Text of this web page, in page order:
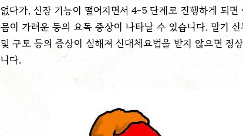
없다가, 신장 기능이 떨어지면서 4-5 단계로 진행하게 되
몸이 가려운 등의 요독 증상이 나타날 수 있습니다. 말기
및 구토 등의 증상이 심해져 신대체요법을 받지 않으면 정
니다.